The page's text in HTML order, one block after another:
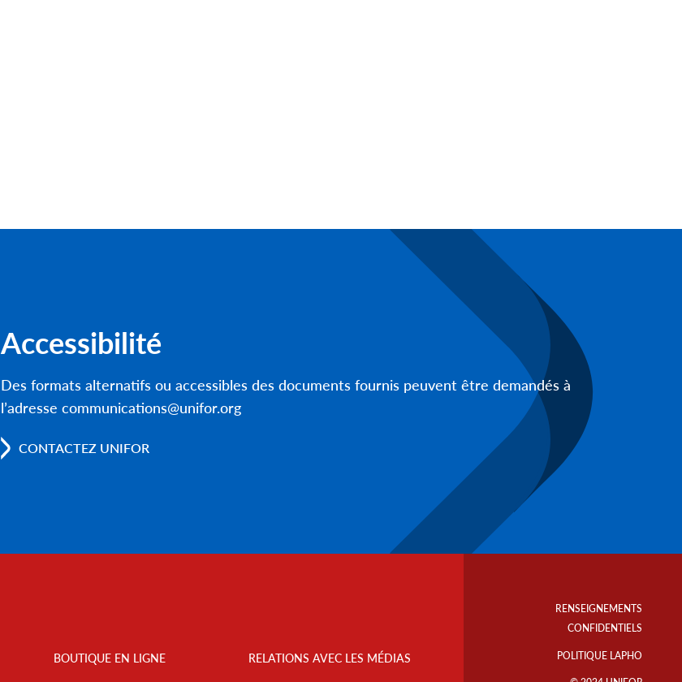
Accessibilité
Des formats alternatifs ou accessibles des documents fournis peuvent être demandés à
l’adresse communications@unifor.org
CONTACTEZ UNIFOR
BOUTIQUE EN LIGNE RELATIONS AVEC LES MÉDIAS
RENSEIGNEMENTS
CONFIDENTIELS
POLITIQUE LAPHO